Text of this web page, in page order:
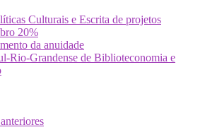
Culturais e Escrita de projetos
20%
da anuidade
Rio-Grandense de Biblioteconomia e